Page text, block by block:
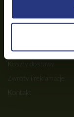
Płatności
Koszty dostawy
Zwroty i reklamacje
Kontakt